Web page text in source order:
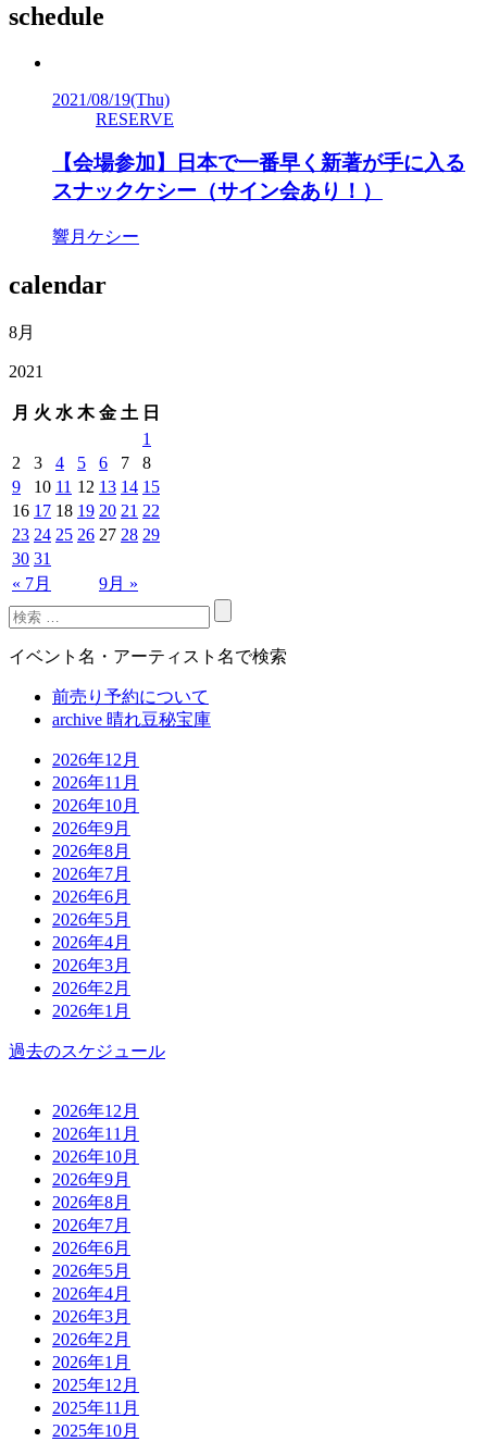
schedule
2021/08/19(Thu)
RESERVE
【会場参加】日本で一番早く新著が手に入る
スナックケシー（サイン会あり！）
響月ケシー
calendar
8月
2021
月 火 水 木 金 土 日
« 7月 9月 »
1
2
3 4 5 6 7
8
9
10 11 12 13 14 15
16 17 18 19 20 21 22
23 24 25 26 27 28 29
30 31
イベント名・アーティスト名で検索
前売り予約について
archive 晴れ豆秘宝庫
2026年12月
2026年11月
2026年10月
2026年9月
2026年8月
2026年7月
2026年6月
2026年5月
2026年4月
2026年3月
2026年2月
2026年1月
過去のスケジュール
2026年12月
2026年11月
2026年10月
2026年9月
2026年8月
2026年7月
2026年6月
2026年5月
2026年4月
2026年3月
2026年2月
2026年1月
2025年12月
2025年11月
2025年10月